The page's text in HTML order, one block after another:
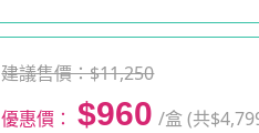
建議售價：$11,250
優惠價： $960 /盒 (共